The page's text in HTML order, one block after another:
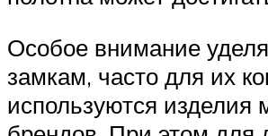
Особое внимание
замкам, часто для их
используются изделия